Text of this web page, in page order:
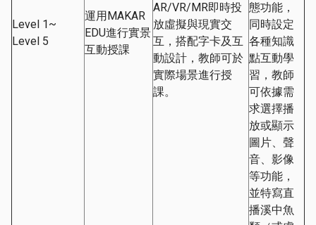
Level 1~
Level 5
運用MAKAR
EDU進行實景
互動授課
AR/VR/MR即時投
放虛擬與現實交
互，搭配字卡及互
動設計，教師可於
實際場景進行授
課。
態功能，
同時設定
各種知識
點互動學
習，教師
可依據需
求選擇播
放或顯示
圖片、聲
音、影像
等功能，
並特寫直
播溪中魚